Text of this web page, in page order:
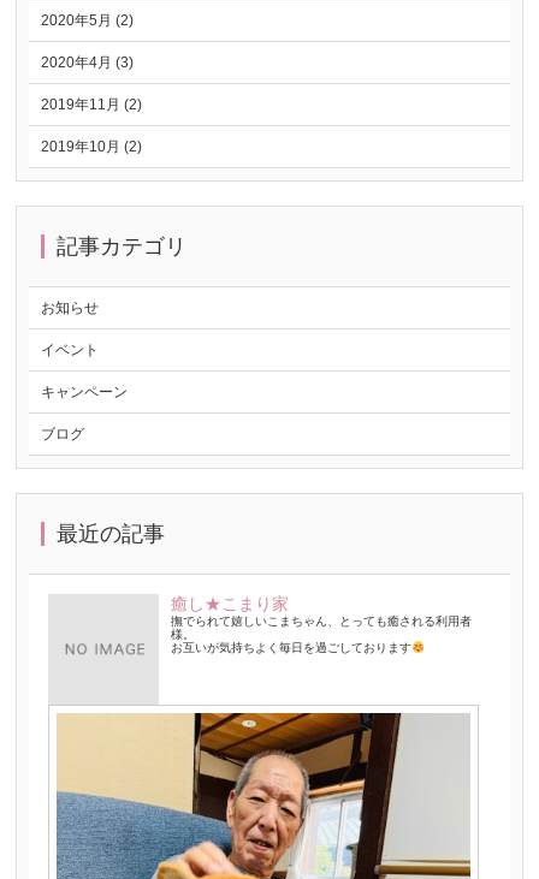
2020年5月 (2)
2020年4月 (3)
2019年11月 (2)
2019年10月 (2)
記事カテゴリ
お知らせ
イベント
キャンペーン
ブログ
最近の記事
癒し★こまり家
撫でられて嬉しいこまちゃん、とっても癒される利用者
様。
お互いが気持ちよく毎日を過ごしております